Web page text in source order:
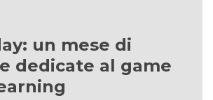
un mese di
dedicate al game